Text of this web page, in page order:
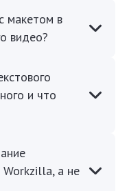
макетом в
видео?
и что
Workzilla, а не